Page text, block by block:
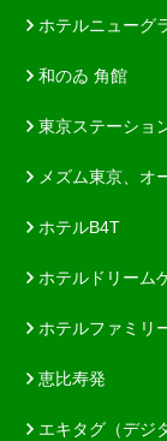
ホテルニューグ
和のゐ 角館
東京ステーショ
メズム東京、オ
ホテルB4T
ホテルドリーム
ホテルファミリ
恵比寿発
エキタグ（デジ